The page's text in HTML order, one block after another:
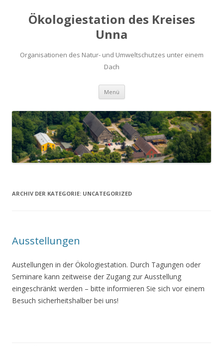
Ökologiestation des Kreises
Unna
Organisationen des Natur- und Umweltschutzes unter einem
Dach
Menü Zum
springen
ARCHIV DER KATEGORIE: UNCATEGORIZED
Ausstellungen
Austellungen in der Ökologiestation. Durch Tagungen oder
Seminare kann zeitweise der Zugang zur Ausstellung
eingeschränkt werden – bitte informieren Sie sich vor einem
Besuch sicherheitshalber bei uns!